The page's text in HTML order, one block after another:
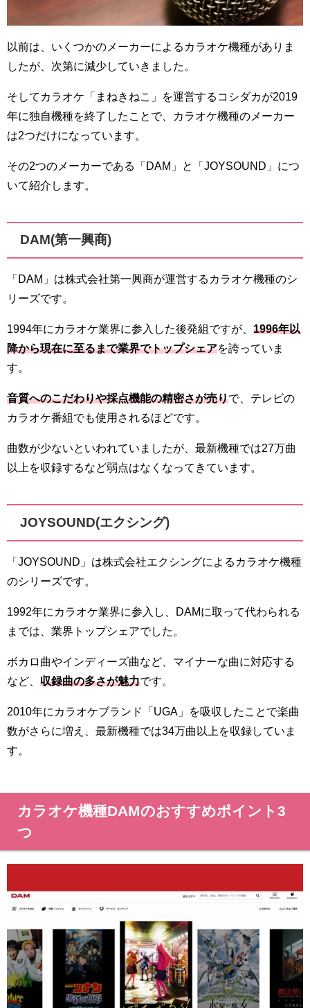
以前は、いくつかのメーカーによるカラオケ機種がありま
したが、次第に減少していきました。
そしてカラオケ「まねきねこ」を運営するコシダカが2019
年に独自機種を終了したことで、カラオケ機種のメーカー
は2つだけになっています。
その2つのメーカーである「DAM」と「JOYSOUND」につ
いて紹介します。
DAM(第一興商)
「DAM」は株式会社第一興商が運営するカラオケ機種のシ
リーズです。
1994年にカラオケ業界に参入した後発組ですが、 1996年以
降から現在に至るまで業界でトップシェアを誇っていま
す。
音質へのこだわりや採点機能の精密さが売りで、テレビの
カラオケ番組でも使用されるほどです。
曲数が少ないといわれていましたが、最新機種では27万曲
以上を収録するなど弱点はなくなってきています。
JOYSOUND(エクシング)
「JOYSOUND」は株式会社エクシングによるカラオケ機種
のシリーズです。
1992年にカラオケ業界に参入し、DAMに取って代わられる
までは、業界トップシェアでした。
ボカロ曲やインディーズ曲など、マイナーな曲に対応する
など、 収録曲の多さが魅力です。
2010年にカラオケブランド「UGA」を吸収したことで楽曲
数がさらに増え、最新機種では34万曲以上を収録していま
す。
カラオケ機種DAMのおすすめポイント3
つ